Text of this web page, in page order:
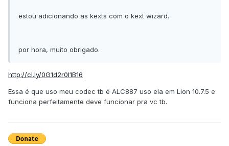
estou adicionando as kexts com o kext wizard.
por hora, muito obrigado.
http://cl.ly/0G1d2r0I1B16
Essa é que uso meu codec tb é ALC887 uso ela em Lion 10.7.5 e
funciona perfeitamente deve funcionar pra vc tb.